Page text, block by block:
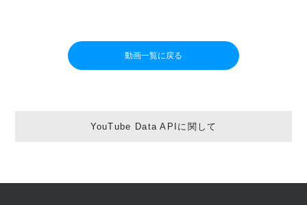
動画一覧に戻る
YouTube Data APIに関して